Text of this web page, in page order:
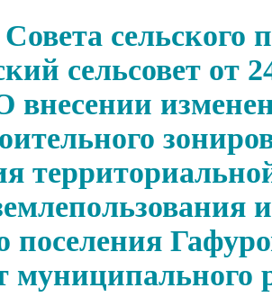
сельского
сельсовет от
внесении
поселения
муниципального